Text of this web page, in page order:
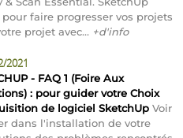
faire progresser vos projets
projet avec... +d'info
2021
- FAQ 1 (Foire Aux
: pour guider votre Choix
de logiciel SketchUp Voir
dans l'installation de votre